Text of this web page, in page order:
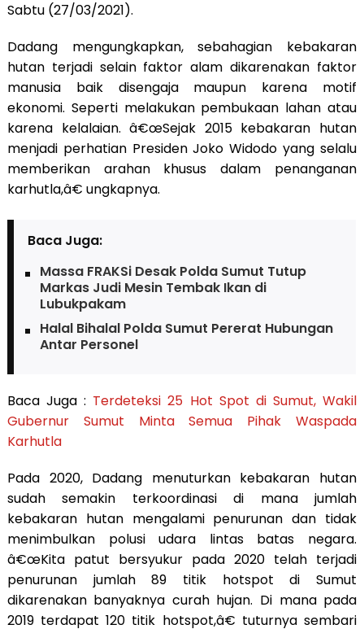
Sabtu (27/03/2021).
Dadang mengungkapkan, sebahagian kebakaran
hutan terjadi selain faktor alam dikarenakan faktor
manusia baik disengaja maupun karena motif
ekonomi. Seperti melakukan pembukaan lahan atau
karena kelalaian. â€œSejak 2015 kebakaran hutan
menjadi perhatian Presiden Joko Widodo yang selalu
memberikan arahan khusus dalam penanganan
karhutla,â€ ungkapnya.
Baca Juga:
Massa FRAKSi Desak Polda Sumut Tutup
Markas Judi Mesin Tembak Ikan di
Lubukpakam
Halal Bihalal Polda Sumut Pererat Hubungan
Antar Personel
Baca Juga : Terdeteksi 25 Hot Spot di Sumut, Wakil
Gubernur Sumut Minta Semua Pihak Waspada
Karhutla
Pada 2020, Dadang menuturkan kebakaran hutan
sudah semakin terkoordinasi di mana jumlah
kebakaran hutan mengalami penurunan dan tidak
menimbulkan polusi udara lintas batas negara.
â€œKita patut bersyukur pada 2020 telah terjadi
penurunan jumlah 89 titik hotspot di Sumut
dikarenakan banyaknya curah hujan. Di mana pada
2019 terdapat 120 titik hotspot,â€ tuturnya sembari